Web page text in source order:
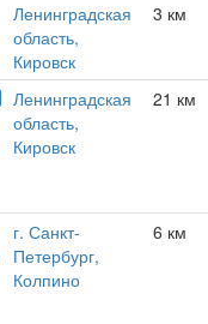
Ленинградская
область,
Кировск
3 км
Ленинградская
область,
Кировск
21 км
г. Санкт-
Петербург,
Колпино
6 км